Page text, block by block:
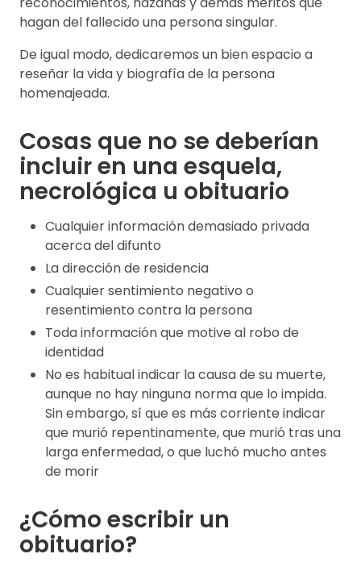
hagan del fallecido una persona singular.
De igual modo, dedicaremos un bien espacio a
reseñar la vida y biografía de la persona
homenajeada.
Cosas que no se deberían
incluir en una esquela,
necrológica u obituario
Cualquier información demasiado privada
acerca del difunto
La dirección de residencia
Cualquier sentimiento negativo o
resentimiento contra la persona
Toda información que motive al robo de
identidad
No es habitual indicar la causa de su muerte,
aunque no hay ninguna norma que lo impida.
Sin embargo, sí que es más corriente indicar
que murió repentinamente, que murió tras una
larga enfermedad, o que luchó mucho antes
de morir
¿Cómo escribir un
obituario?